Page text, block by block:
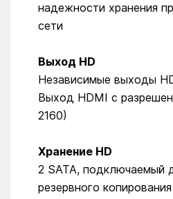
надежности хранения
сети
Выход HD
Независимые выходы
Выход HDMI с
2160)
Хранение HD
2 SATA, подключаемый
резервного копирования